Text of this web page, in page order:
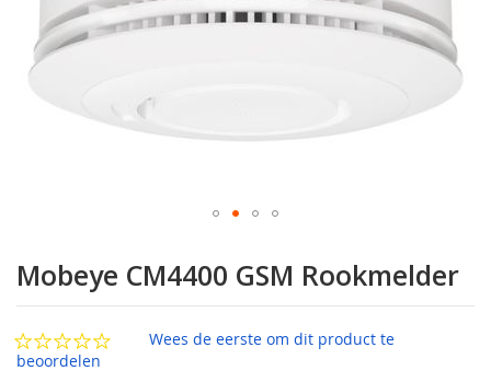
naar
het
begin
de
afbeeldingen-
Mobeye CM4400 GSM Rookmelder
Wees de eerste om dit product te
beoordelen